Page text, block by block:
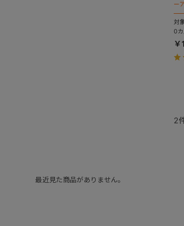
ー
対
0
￥
2
最近見た商品がありません。